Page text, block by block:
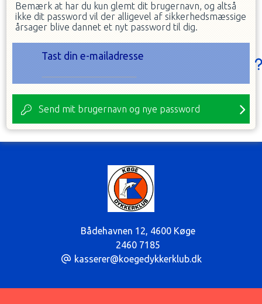
Bemærk at har du kun glemt dit brugernavn, og altså
ikke dit password vil der alligevel af sikkerhedsmæssige
årsager blive dannet et nyt password til dig.
Tast din e-mailadresse
Send mit brugernavn og nye password
Bådehavnen 12, 4600 Køge
2460 7185
kasserer@koegedykkerklub.dk